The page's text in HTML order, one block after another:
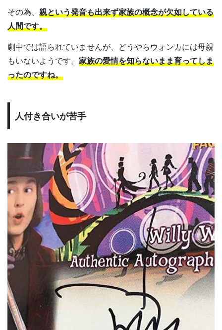
その為、 親という発音も出来ず家族の概念が欠如している
人間です。
劇中では語られていませんが、どうやらウォンカには母親
もいないようです。 家族の愛情を知らないまま育ってしま
ったのですね。
人付き合いが苦手